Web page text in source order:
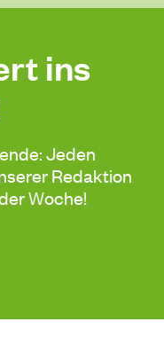
ins
Jeden
Redaktion
Woche!